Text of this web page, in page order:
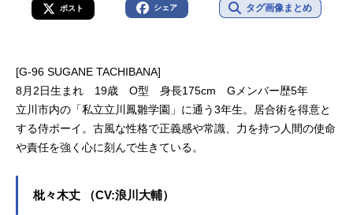
ポスト シェア タグ画像まとめ
[G-96 SUGANE TACHIBANA]
8月2日生まれ 19歳 O型 身長175cm Gメンバー歴5年
立川市内の「私立立川鳳雛学園」に通う3年生。居合術を得意と
する侍ボーイ。古風な性格で正義感や常識、力を持つ人間の使命
や責任を強く心に刻んで生きている。
枇々木丈 （CV:浪川大輔）